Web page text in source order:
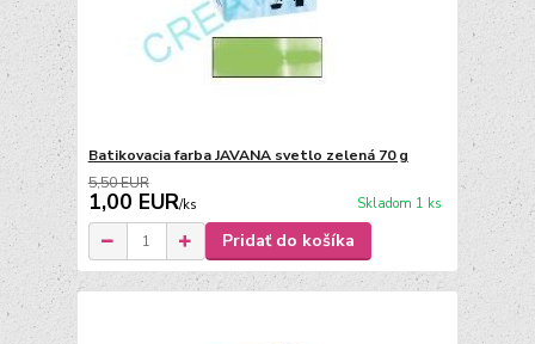
Batikovacia farba JAVANA svetlo zelená 70 g
5,50 EUR
1,00 EUR/ks Skladom 1 ks
Pridať do košíka